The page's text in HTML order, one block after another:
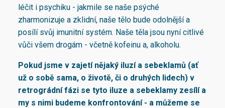
léčit i psychiku - jakmile se naše psýché
zharmonizuje a zklidní, naše tělo bude odolnější a
posílí svůj imunitní systém. Naše těla jsou nyní citlivé
vůči všem drogám - včetně kofeinu a, alkoholu.
Pokud jsme v zajetí nějaký iluzí a sebeklamů (ať
už o sobě sama, o životě, či o druhých lidech) v
retrográdní fázi se tyto iluze a sebeklamy zesílí a
my s nimi budeme konfrontování - a můžeme se